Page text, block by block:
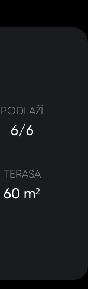
PODLAŽÍ
6/6
TERASA
60 m2